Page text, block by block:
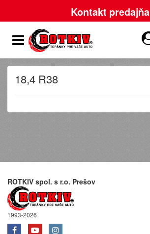
Kontakt predajňa
18,4 R38
ROTKIV spol. s r.o. Prešov
1993-2026